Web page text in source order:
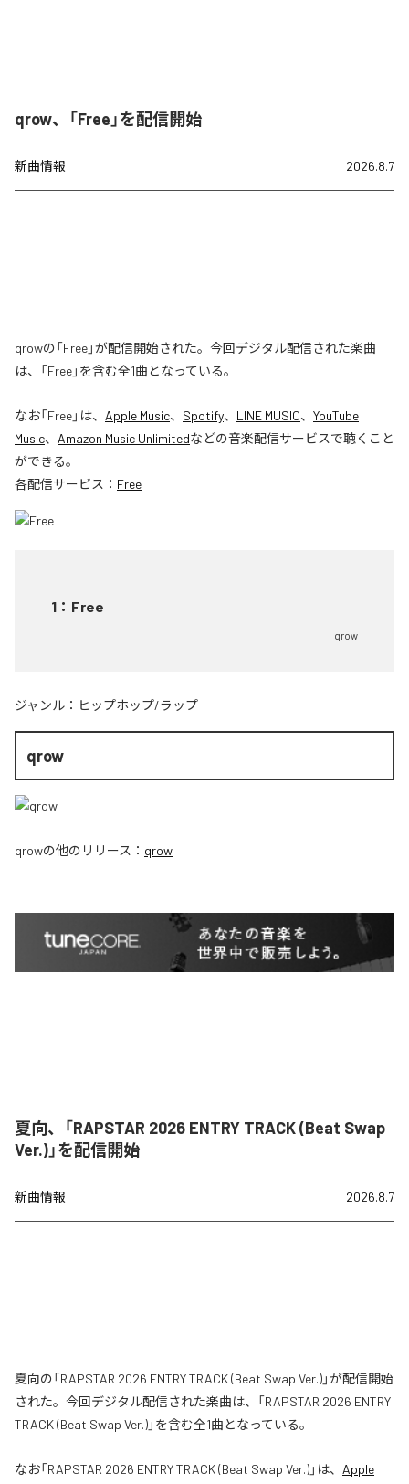
qrow、「Free」を配信開始
新曲情報 2026.8.7
qrowの「Free」が配信開始された。今回デジタル配信された楽曲
は、「Free」を含む全1曲となっている。
なお「Free」は、 Apple Music、 Spotify、 LINE MUSIC、 YouTube
Music、 Amazon Music Unlimitedなどの音楽配信サービスで聴くこと
ができる。
各配信サービス： Free
1 ： Free
qrow
ジャンル： ヒップホップ/ラップ
qrow
qrowの他のリリース： qrow
夏向、「RAPSTAR 2026 ENTRY TRACK (Beat Swap
Ver.)」を配信開始
新曲情報 2026.8.7
夏向の「RAPSTAR 2026 ENTRY TRACK (Beat Swap Ver.)」が配信開始
された。今回デジタル配信された楽曲は、「RAPSTAR 2026 ENTRY
TRACK (Beat Swap Ver.)」を含む全1曲となっている。
なお「RAPSTAR 2026 ENTRY TRACK (Beat Swap Ver.)」は、 Apple